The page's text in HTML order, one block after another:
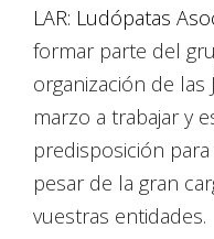
LAR: Ludópatas
formar parte del
organización de las
marzo a trabajar y
predisposición
pesar de la gran
vuestras entidades.